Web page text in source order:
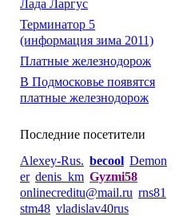
Лада Ларгус
Терминатор 5
(информация зима 2011)
Платные железнодорож
В Подмосковье появятся
платные железнодорож
Последние посетители
Alexey-Rus. becool Demon
er denis_km Gyzmi58
onlinecreditu@mail.ru rns81
stm48 vladislav40rus